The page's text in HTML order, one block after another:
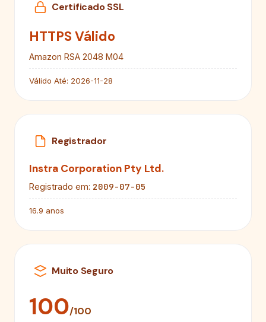
Certificado SSL
HTTPS Válido
Amazon RSA 2048 M04
Válido Até: 2026-11-28
Registrador
Instra Corporation Pty Ltd.
Registrado em: 2009-07-05
16.9 anos
Muito Seguro
100/100